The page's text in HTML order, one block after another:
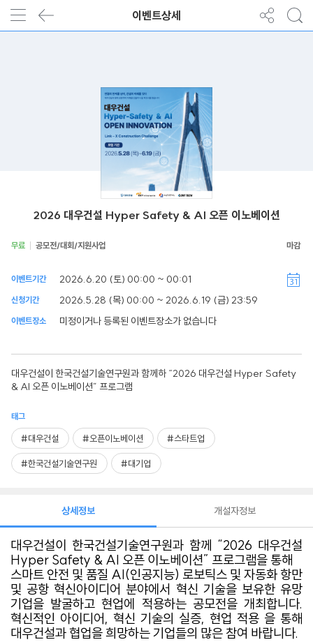
이벤트상세
2026 대우건설 Hyper Safety & AI 오픈 이노베이션
무료 공모전/대회/지원사업
이벤트기간 2026.6.20 (토) 00:00 ~ 00:01
신청기간 2026.5.28 (목) 00:00 ~ 2026.6.19 (금) 23:59
이벤트장소 미정이거나 등록된 이벤트장소가 없습니다
대우건설이 한국건설기술연구원과 함께하 “2026 대우건설 Hyper Safety
& AI 오픈 이노베이션” 프로그램
태그
#대우건설 #오픈이노베이션 #스타트업
#한국건설기술연구원 #대기업
상세정보
대우건설이 한국건설기술연구원과 함께 “2026 대우건설
Hyper Safety & AI 오픈 이노베이션” 프로그램을 통해
스마트 안전 및 품질 AI(인공지능) 로보틱스 및 자동화 항만
및 공항 혁신아이디어 분야에서 혁신 기술을 보유한 유망
기업을 발굴하고 현업에 적용하는 공모전을 개최합니다.
혁신적인 아이디어, 혁신 기술의 실증, 현업 적용 을 통해
대우건설과 협업을 희망하는 기업들의 많은 참여 바랍니다.
개설자정보